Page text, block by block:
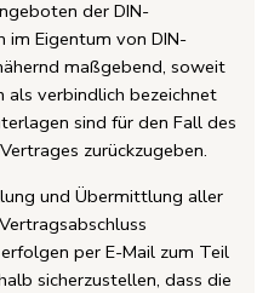
der DIN-
im Eigentum von DIN-
maßgebend, soweit
als verbindlich bezeichnet
sind für den Fall des
zurückzugeben.
und Übermittlung aller
per E-Mail zum Teil
sicherzustellen, dass die